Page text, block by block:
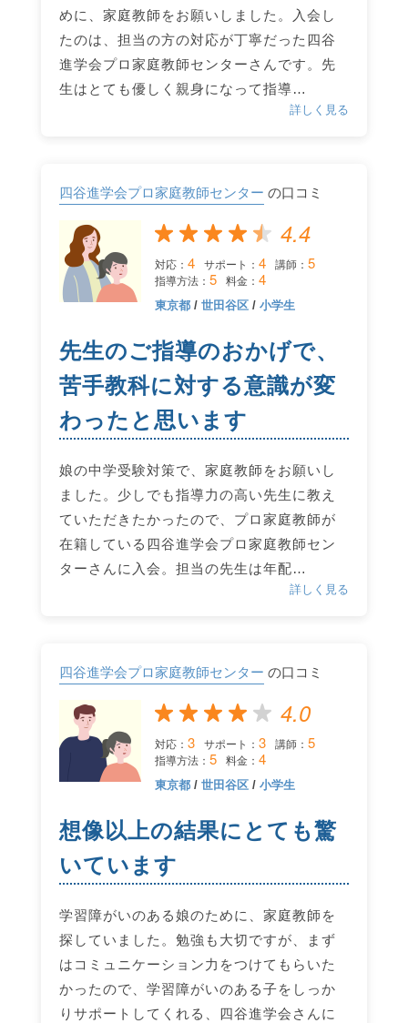
めに、家庭教師をお願いしました。入会し
たのは、担当の方の対応が丁寧だった四谷
進学会プロ家庭教師センターさんです。先
生はとても優しく親身になって指導…
詳しく見る
四谷進学会プロ家庭教師センター の口コミ
4.4
対応： 4 サポート： 4 講師： 5
指導方法： 5 料金： 4
東京都/ 世田谷区/ 小学生
先生のご指導のおかげで、
苦手教科に対する意識が変
わったと思います
娘の中学受験対策で、家庭教師をお願いし
ました。少しでも指導力の高い先生に教え
ていただきたかったので、プロ家庭教師が
在籍している四谷進学会プロ家庭教師セン
ターさんに入会。担当の先生は年配…
詳しく見る
四谷進学会プロ家庭教師センター の口コミ
4.0
対応： 3 サポート： 3 講師： 5
指導方法： 5 料金： 4
東京都/ 世田谷区/ 小学生
想像以上の結果にとても驚
いています
学習障がいのある娘のために、家庭教師を
探していました。勉強も大切ですが、まず
はコミュニケーション力をつけてもらいた
かったので、学習障がいのある子をしっか
りサポートしてくれる、四谷進学会さんに